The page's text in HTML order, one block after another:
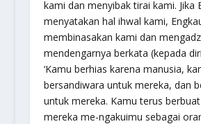
kami dan menyibak tirai kami. Jika
menyatakan hal ihwal kami,
membinasakan kami dan
mendengarnya berkata (kepada
‘Kamu berhias karena manusia,
bersandiwara untuk mereka, dan
untuk mereka. Kamu terus berbuat
mereka me-ngakuimu sebagai